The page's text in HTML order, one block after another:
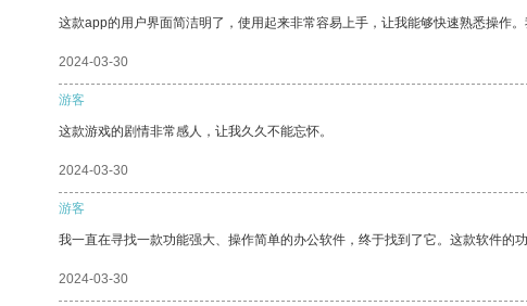
这款app的用户界面简洁明了，使用起来非常容易上手，让我能够快速熟悉操作
2024-03-30
游客
这款游戏的剧情非常感人，让我久久不能忘怀。
2024-03-30
游客
我一直在寻找一款功能强大、操作简单的办公软件，终于找到了它。这款软件的
2024-03-30